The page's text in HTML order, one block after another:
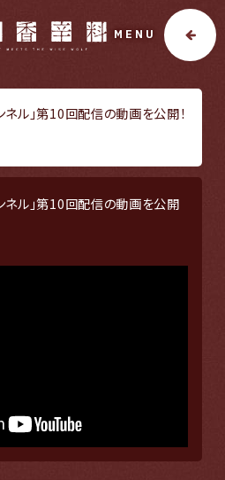
MENU
ネル」第10回配信の動画を公開！
ネル」第10回配信の動画を公開